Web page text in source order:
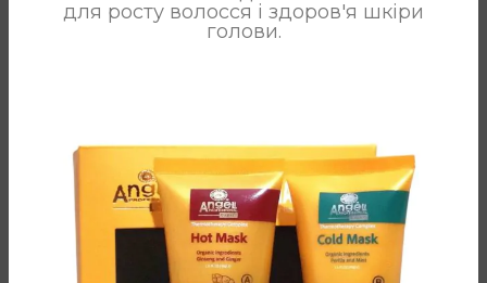
для росту волосся і здоров'я шкіри
голови.
ВАМ ТАКОЖ МОЖЕ
СПОДОБАТИСЯ…